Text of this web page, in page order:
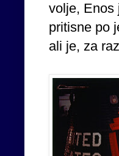
volje, Enos
pritisne po
ali je, za